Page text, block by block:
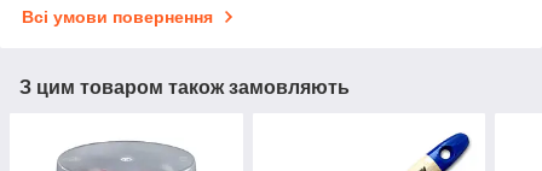
Всі умови повернення
З цим товаром також замовляють